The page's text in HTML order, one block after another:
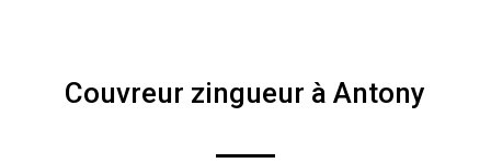
Couvreur zingueur à Antony